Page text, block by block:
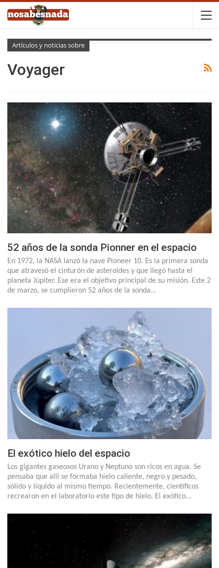
Artículos y noticias sobre
Voyager
52 años de la sonda Pionner en el espacio
En 1972, la NASA lanzó la nave Pioneer 10. Es la primera sonda
que atravesó el cinturón de asteroides y que llegó hasta el
planeta Júpiter. Ese era el objetivo principal de su misión. Este 2
de marzo, se cumplieron 52 años de la sonda…
El exótico hielo del espacio
Los gigantes gaseosos Urano y Neptuno son ricos en agua. Se
pensaba que allí se formaba hielo caliente, negro y pesado,
sólido y líquido al mismo tiempo. Recientemente, científicos
recrearon en el laboratorio este tipo de hielo. El exótico…